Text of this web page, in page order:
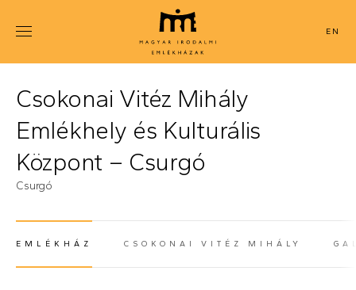
tartalomra
ENGLISH
Csokonai Vitéz Mihály
Emlékhely és Kulturális
Központ – Csurgó
Csurgó
EMLÉKHÁZ
CSOKONAI VITÉZ MIHÁLY